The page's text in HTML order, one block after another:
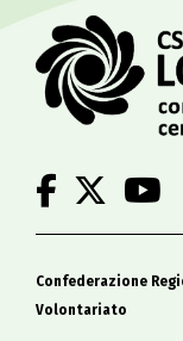
Confederazione
Volontariato